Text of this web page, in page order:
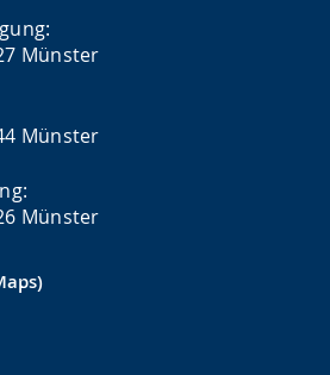
Münster
Münster
Münster